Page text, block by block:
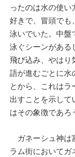
ったのは水の使
好きで、冒頭でも
泳いでいた。中盤
泳ぐシーンがある
飛び込み、やはり
語が進むごとに水
とから、これは
出すことを示して
はその象徴であろ
ガネーシュ神は
ラム街において